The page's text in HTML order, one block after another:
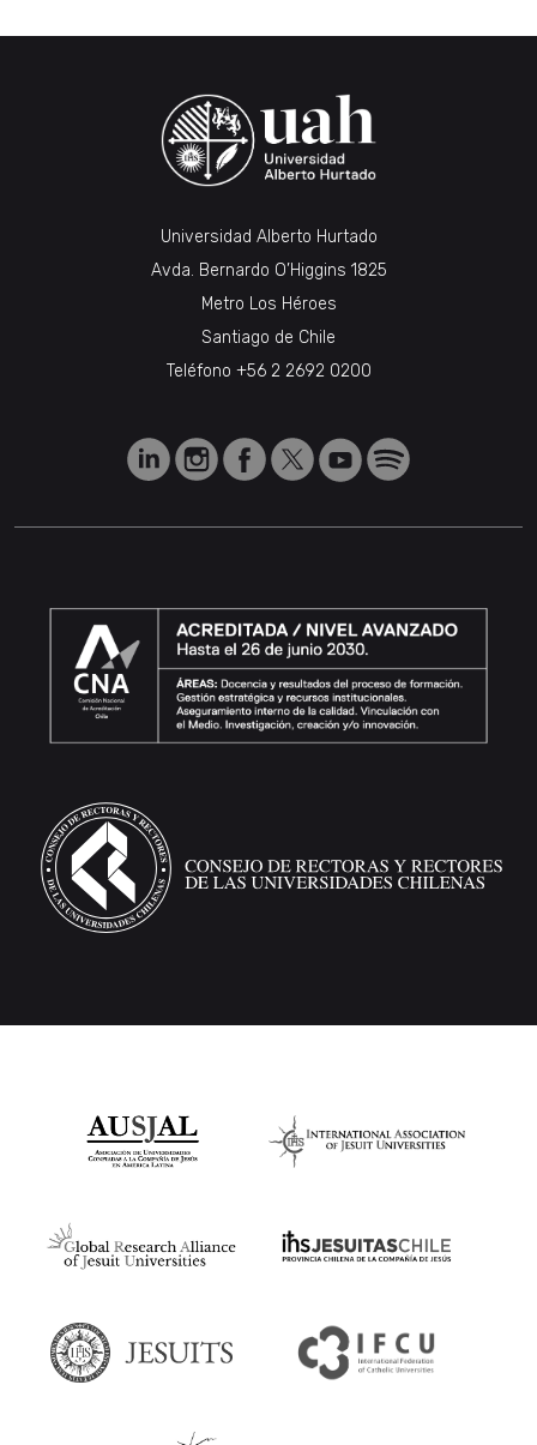
Universidad Alberto Hurtado
Avda. Bernardo O’Higgins 1825
Metro Los Héroes
Santiago de Chile
Teléfono +56 2 2692 0200